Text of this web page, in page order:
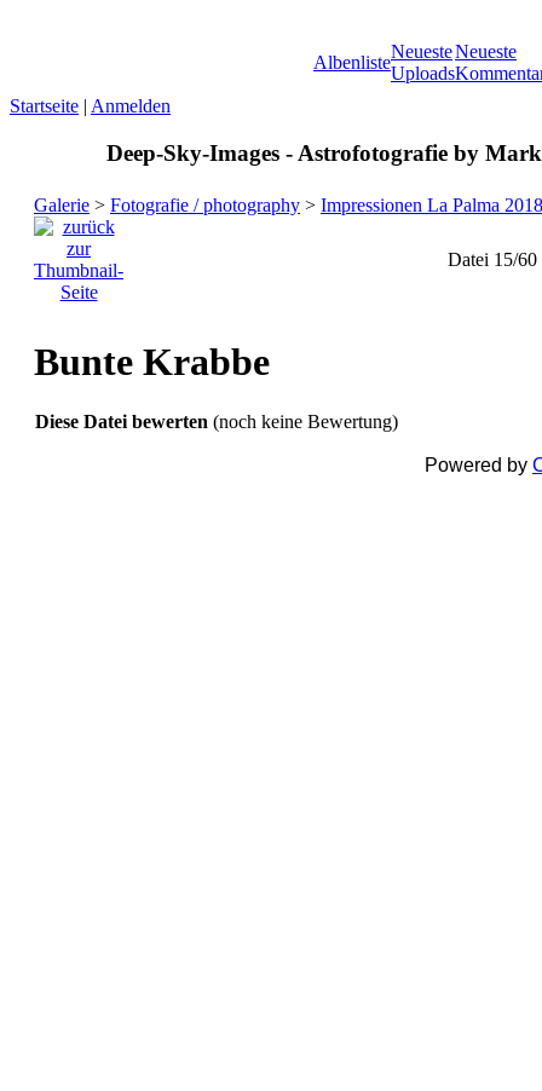
Albenliste
Neueste
Uploads
Neueste
Startseite | Anmelden
Deep-Sky-Images - Astrofotografie by
Galerie > Fotografie / photography > Impressionen La Palma 2018
Datei 15/60
Bunte Krabbe
Diese Datei bewerten (noch keine Bewertung)
Powered by